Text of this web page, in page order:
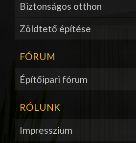
Biztonságos otthon
Zöldtető építése
FÓRUM
Építőipari fórum
RÓLUNK
Impresszium